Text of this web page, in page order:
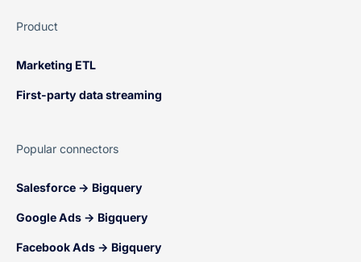
Product
Marketing ETL
First-party data streaming
Popular connectors
Salesforce → Bigquery
Google Ads → Bigquery
Facebook Ads → Bigquery